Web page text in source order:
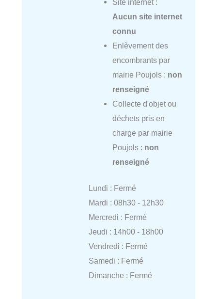
Site internet :
Aucun site internet
connu
Enlèvement des
encombrants par
mairie Poujols : non
renseigné
Collecte d'objet ou
déchets pris en
charge par mairie
Poujols : non
renseigné
Lundi : Fermé
Mardi : 08h30 - 12h30
Mercredi : Fermé
Jeudi : 14h00 - 18h00
Vendredi : Fermé
Samedi : Fermé
Dimanche : Fermé